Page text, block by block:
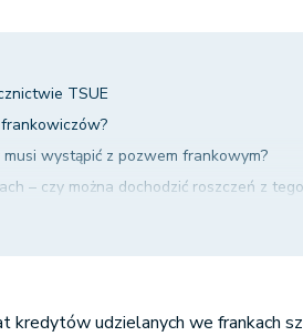
TSUE
wystąpić z pozwem frankowym?
– czy można dochodzić roszczeń z
udzielanych we frankach